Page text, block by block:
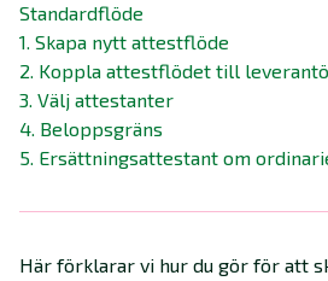
Standardflöde
1. Skapa nytt attestflöde
2. Koppla attestflödet till
3. Välj attestanter
4. Beloppsgräns
5. Ersättningsattestant om
Här förklarar vi hur du gör för att